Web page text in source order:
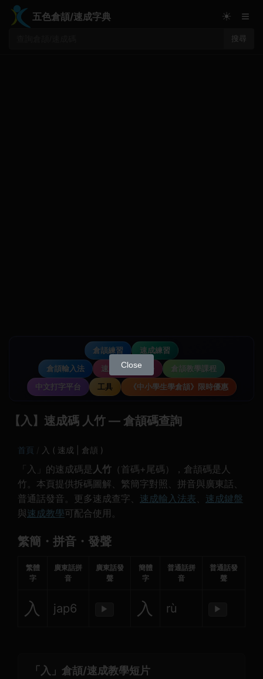
五色倉頡/速成字典
搜尋
☀ ≡
倉頡練習
速成練習
倉頡輸入法
速成輸入法教學
倉頡教學課程
中文打字平台
工具 《中小學生學倉頡》限時優惠
【入】速成碼 人竹 — 倉頡碼查詢
首頁 入 ( 速成 | 倉頡 )
「入」的速成碼是 人竹 （首碼+尾碼），倉頡碼是人
竹。本頁提供拆碼圖解、繁簡字對照、拼音與廣東話、
普通話發音。更多速成查字、 速成輸入法表、 速成鍵盤
與速成教學可配合使用。
繁簡・拼音・發聲
繁體
字
廣東話拼
音
廣東話發
聲
簡體
字
普通話拼
音
普通話發
聲
入 jap6 ▶ 入 rù ▶
「入」倉頡/速成教學短片
Close